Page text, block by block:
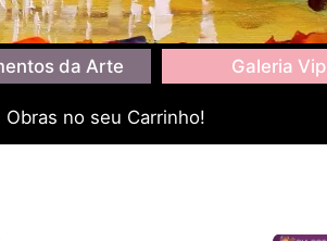
da Arte Galeria Vip
no seu Carrinho!